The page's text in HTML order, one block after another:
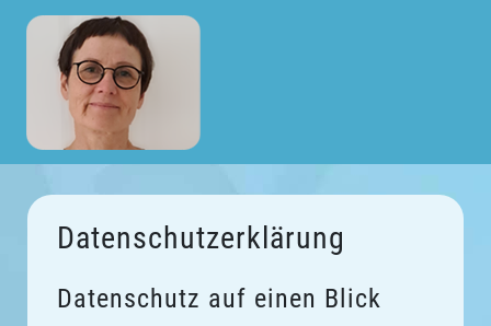
Datenschutz­erklärung
Datenschutz auf einen Blick